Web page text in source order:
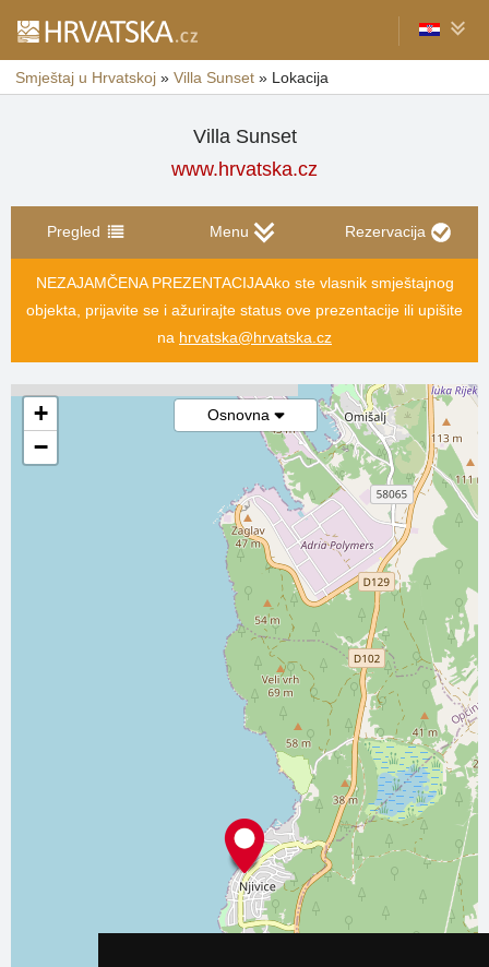
Smještaj u Hrvatskoj » Villa Sunset » Lokacija
Villa Sunset
www.hrvatska.cz
Pregled Menu Rezervacija
NEZAJAMČENA PREZENTACIJAAko ste vlasnik smještajnog
objekta, prijavite se i ažurirajte status ove prezentacije ili upišite
na hrvatska@hrvatska.cz
Osnovna
+
−